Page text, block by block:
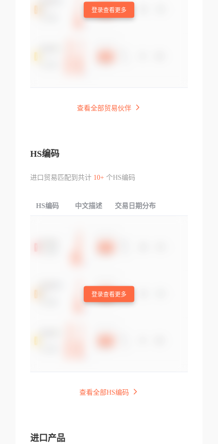
登录查看更多
查看全部贸易伙伴
HS编码
进口贸易匹配到共计 10+个HS编码
HS编码 中文描述 交易日期分布
登录查看更多
查看全部HS编码
进口产品